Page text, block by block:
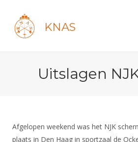
KNAS
Lidmaatschap
Introductie
Informatie
Uitslagen
Afgelopen weekend was het NJK
plaats in Den Haag in sportzaal de